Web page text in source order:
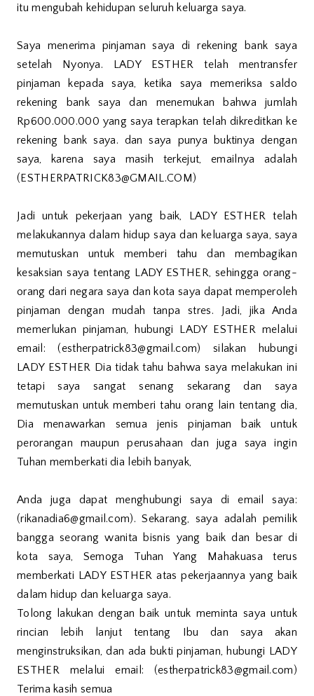
itu mengubah kehidupan seluruh keluarga saya.
Saya menerima pinjaman saya di rekening bank saya
setelah Nyonya. LADY ESTHER telah mentransfer
pinjaman kepada saya, ketika saya memeriksa saldo
rekening bank saya dan menemukan bahwa jumlah
Rp600.000.000 yang saya terapkan telah dikreditkan ke
rekening bank saya. dan saya punya buktinya dengan
saya, karena saya masih terkejut, emailnya adalah
(ESTHERPATRICK83@GMAIL.COM)
Jadi untuk pekerjaan yang baik, LADY ESTHER telah
melakukannya dalam hidup saya dan keluarga saya, saya
memutuskan untuk memberi tahu dan membagikan
kesaksian saya tentang LADY ESTHER, sehingga orang-
orang dari negara saya dan kota saya dapat memperoleh
pinjaman dengan mudah tanpa stres. Jadi, jika Anda
memerlukan pinjaman, hubungi LADY ESTHER melalui
email: (estherpatrick83@gmail.com) silakan hubungi
LADY ESTHER Dia tidak tahu bahwa saya melakukan ini
tetapi saya sangat senang sekarang dan saya
memutuskan untuk memberi tahu orang lain tentang dia,
Dia menawarkan semua jenis pinjaman baik untuk
perorangan maupun perusahaan dan juga saya ingin
Tuhan memberkati dia lebih banyak,
Anda juga dapat menghubungi saya di email saya:
(rikanadia6@gmail.com). Sekarang, saya adalah pemilik
bangga seorang wanita bisnis yang baik dan besar di
kota saya, Semoga Tuhan Yang Mahakuasa terus
memberkati LADY ESTHER atas pekerjaannya yang baik
dalam hidup dan keluarga saya.
Tolong lakukan dengan baik untuk meminta saya untuk
rincian lebih lanjut tentang Ibu dan saya akan
menginstruksikan, dan ada bukti pinjaman, hubungi LADY
ESTHER melalui email: (estherpatrick83@gmail.com)
Terima kasih semua